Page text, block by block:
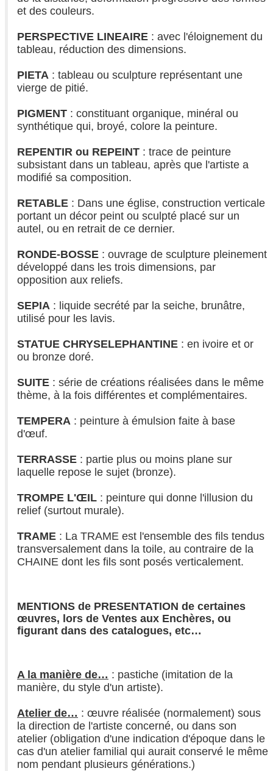
et des couleurs.
PERSPECTIVE LINEAIRE : avec l'éloignement du
tableau, réduction des dimensions.
PIETA : tableau ou sculpture représentant une
vierge de pitié.
PIGMENT : constituant organique, minéral ou
synthétique qui, broyé, colore la peinture.
REPENTIR ou REPEINT : trace de peinture
subsistant dans un tableau, après que l'artiste a
modifié sa composition.
RETABLE : Dans une église, construction verticale
portant un décor peint ou sculpté placé sur un
autel, ou en retrait de ce dernier.
RONDE-BOSSE : ouvrage de sculpture pleinement
développé dans les trois dimensions, par
opposition aux reliefs.
SEPIA : liquide secrété par la seiche, brunâtre,
utilisé pour les lavis.
STATUE CHRYSELEPHANTINE : en ivoire et or
ou bronze doré.
SUITE : série de créations réalisées dans le même
thème, à la fois différentes et complémentaires.
TEMPERA : peinture à émulsion faite à base
d'œuf.
TERRASSE : partie plus ou moins plane sur
laquelle repose le sujet (bronze).
TROMPE L'ŒIL : peinture qui donne l'illusion du
relief (surtout murale).
TRAME : La TRAME est l'ensemble des fils tendus
transversalement dans la toile, au contraire de la
CHAINE dont les fils sont posés verticalement.
MENTIONS de PRESENTATION de certaines
œuvres, lors de Ventes aux Enchères, ou
figurant dans des catalogues, etc…
A la manière de… : pastiche (imitation de la
manière, du style d'un artiste).
Atelier de… : œuvre réalisée (normalement) sous
la direction de l'artiste concerné, ou dans son
atelier (obligation d'une indication d'époque dans le
cas d'un atelier familial qui aurait conservé le même
nom pendant plusieurs générations.)